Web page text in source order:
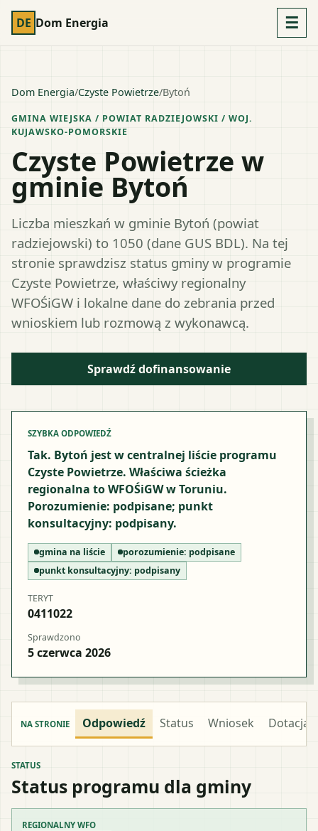
DE Dom Energia ☰
Dom Energia/Czyste Powietrze/Bytoń
GMINA WIEJSKA / POWIAT RADZIEJOWSKI / WOJ.
KUJAWSKO-POMORSKIE
Czyste Powietrze w
gminie Bytoń
Liczba mieszkań w gminie Bytoń (powiat
radziejowski) to 1050 (dane GUS BDL). Na tej
stronie sprawdzisz status gminy w programie
Czyste Powietrze, właściwy regionalny
WFOŚiGW i lokalne dane do zebrania przed
wnioskiem lub rozmową z wykonawcą.
Sprawdź dofinansowanie
SZYBKA ODPOWIEDŹ
Tak. Bytoń jest w centralnej liście programu
Czyste Powietrze. Właściwa ścieżka
regionalna to WFOŚiGW w Toruniu.
Porozumienie: podpisane; punkt
konsultacyjny: podpisany.
gmina na liście porozumienie: podpisane
punkt konsultacyjny: podpisany
TERYT
0411022
Sprawdzono
5 czerwca 2026
NA STRONIE Odpowiedź Status Wniosek Dotacja
STATUS
Status programu dla gminy
REGIONALNY WFO